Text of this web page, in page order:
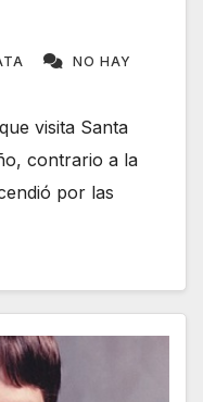
NO HAY
visita Santa
contrario a la
por las